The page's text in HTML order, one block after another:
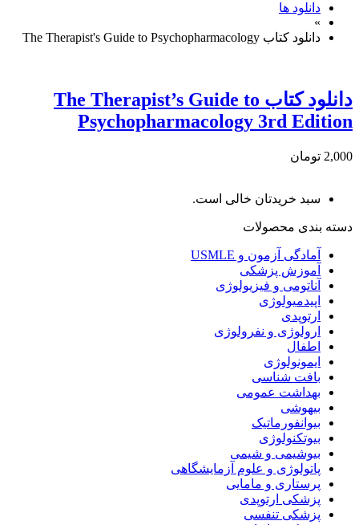
دانلود ها
»
دانلود کتاب The Therapist's Guide to Psychopharmacology
دانلود كتاب The Therapist’s Guide to
Psychopharmacology 3rd Edition
2,000 تومان
سبد خریدتان خالی است.
دسته بندی محصولات
آمادگی آزمون و USMLE
آموزش پزشکی
آناتومی و فیزیولوژی
اپیدمیولوژی
ارتوپدی
ارولوژی و نفرولوژی
اطفال
ایمونولوژی
بافت شناسی
بهداشت عمومی
بیهوشی
بیوانفورماتیک
بیوتکنولوژی
بیوشیمی و شیمی
پاتولوژی و علوم آزمایشگاهی
پرستاری و مامایی
پزشکی ارتوپدی
پزشکی تنفسی